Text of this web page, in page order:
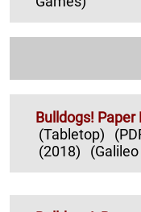
Bulldogs!
(Tabletop)
(2018)